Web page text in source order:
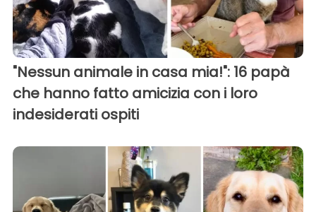
"Nessun animale in casa mia!": 16 papà
che hanno fatto amicizia con i loro
indesiderati ospiti